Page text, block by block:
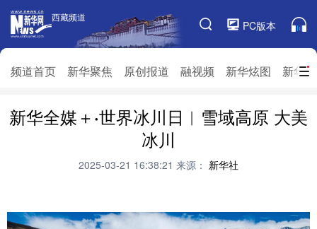
西藏频道
PC版本
频道首页 新华聚焦 原创报道 融视频 新华炫图 新华
西藏频道
频道栏目
频道首页 新华聚焦 原创报道
融视频
新华访谈
生态西藏 文化旅游
新华全媒＋·世界冰川日︱雪域高原 大美
冰川
2025-03-21 16:38:21 来源： 新华社